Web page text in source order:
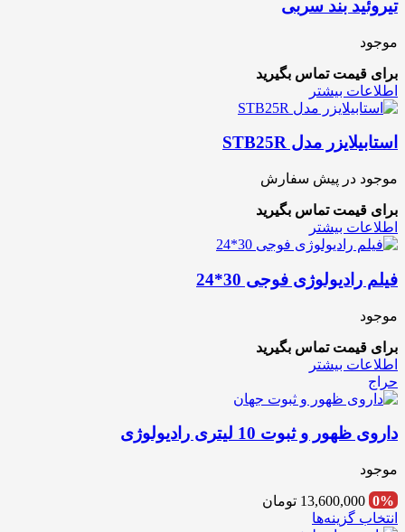
تیروئید بند سربی
موجود
برای قیمت تماس بگیرید
اطلاعات بیشتر
استابیلایزر مدل STB25R
موجود در پیش سفارش
برای قیمت تماس بگیرید
اطلاعات بیشتر
فیلم رادیولوژی فوجی 30*24
موجود
برای قیمت تماس بگیرید
اطلاعات بیشتر
حراج
داروی ظهور و ثبوت 10 لیتری رادیولوژی
موجود
0%
13,600,000 تومان
انتخاب گزینه‌ها